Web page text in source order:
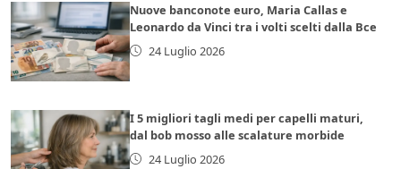
Nuove banconote euro, Maria Callas e
Leonardo da Vinci tra i volti scelti dalla Bce
24 Luglio 2026
I 5 migliori tagli medi per capelli maturi,
dal bob mosso alle scalature morbide
24 Luglio 2026